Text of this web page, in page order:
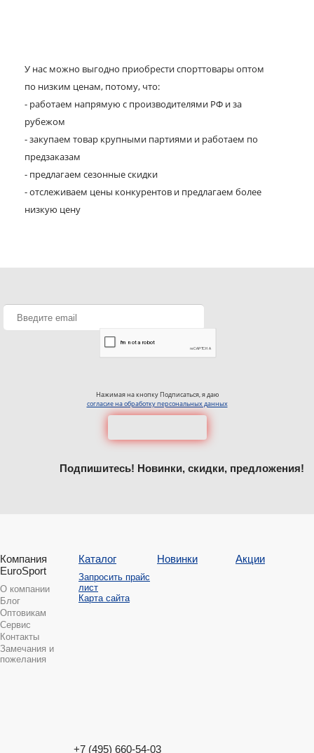
У нас можно выгодно приобрести спорттовары оптом
по низким ценам, потому, что:
- работаем напрямую с производителями РФ и за
рубежом
- закупаем товар крупными партиями и работаем по
предзаказам
- предлагаем сезонные скидки
- отслеживаем цены конкурентов и предлагаем более
низкую цену
Нажимая на кнопку Подписаться, я даю
согласие на обработку персональных данных
Подпишитесь! Новинки, скидки, предложения!
Компания
EuroSport
О компании
Блог
Оптовикам
Сервис
Контакты
Замечания и
пожелания
Каталог
Запросить прайс
лист
Карта сайта
Новинки Акции
+7 (495) 660-54-03